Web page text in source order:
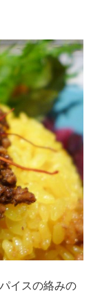
イスの絡みの